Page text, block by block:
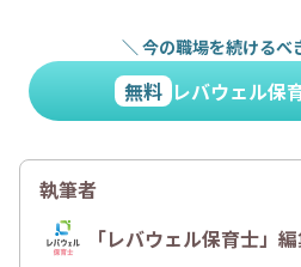
＼ 今の職場を続けるべ
無料 レバウェル保
執筆者
「レバウェル保育士」